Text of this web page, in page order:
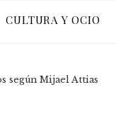
CULTURA Y OCIO
según Mijael Attias